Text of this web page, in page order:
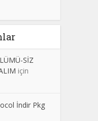
SİZ
için
İndir Pkg